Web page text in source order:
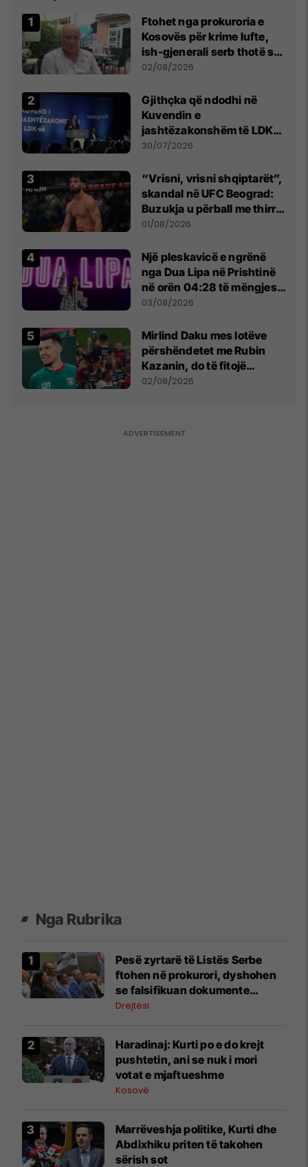
Ftohet nga prokuroria e
Kosovës për krime lufte,
ish-gjenerali serb thotë se
dikush e tradhtoi në
02/08/2026
Gjithçka që ndodhi në
Kuvendin e
jashtëzakonshëm të LDK-
së
30/07/2026
“Vrisni, vrisni shqiptarët”,
skandal në UFC Beograd:
Buzukja u përball me thirrje
anti-shqiptare nga
01/08/2026
Një pleskavicë e ngrënë
nga Dua Lipa në Prishtinë
në orën 04:28 të mëngjesit
- dhe bota digjitale serbe
03/08/2026
Mirlind Daku mes lotëve
përshëndetet me Rubin
Kazanin, do të fitojë
miliona te Spartak Moska
02/08/2026
Nga Rubrika
Pesë zyrtarë të Listës Serbe
ftohen në prokurori, dyshohen
se falsifikuan dokumente
komunale
Drejtësi
​Haradinaj: Kurti po e do krejt
pushtetin, ani se nuk i mori
votat e mjaftueshme
Kosovë
Marrëveshja politike, Kurti dhe
Abdixhiku priten të takohen
sërish sot